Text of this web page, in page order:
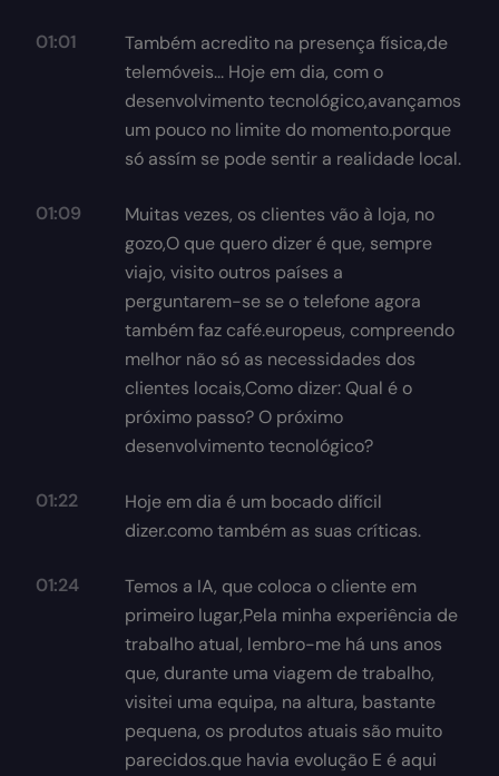
01:01
Também acredito na presença física,de
telemóveis... Hoje em dia, com o
desenvolvimento tecnológico,avançamos
um pouco no limite do momento.porque
só assím se pode sentir a realidade local.
01:09
Muitas vezes, os clientes vão à loja, no
gozo,O que quero dizer é que, sempre
viajo, visito outros países a
perguntarem-se se o telefone agora
também faz café.europeus, compreendo
melhor não só as necessidades dos
clientes locais,Como dizer: Qual é o
próximo passo? O próximo
desenvolvimento tecnológico?
01:22
Hoje em dia é um bocado difícil
dizer.como também as suas críticas.
01:24
Temos a IA, que coloca o cliente em
primeiro lugar,Pela minha experiência de
trabalho atual, lembro-me há uns anos
que, durante uma viagem de trabalho,
visitei uma equipa, na altura, bastante
pequena, os produtos atuais são muito
parecidos.que havia evolução E é aqui